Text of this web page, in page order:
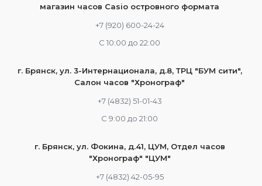
магазин часов Casio островного формата
+7 (920) 600-24-24
С 10:00 до 22:00
г. Брянск, ул. 3-Интернационала, д.8, ТРЦ "БУМ сити",
Салон часов "Хронограф"
+7 (4832) 51-01-43
С 9:00 до 21:00
г. Брянск, ул. Фокина, д.41, ЦУМ, Отдел часов
"Хронограф" "ЦУМ"
+7 (4832) 42-05-95